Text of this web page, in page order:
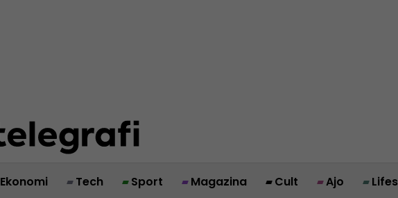
Ekonomi Tech Sport Magazina Cult Ajo